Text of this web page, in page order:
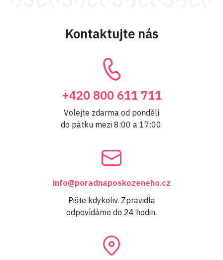
Kontaktujte nás
+420 800 611 711
Volejte zdarma od pondělí
do pátku mezi 8:00 a 17:00.
info@poradnaposkozeneho.cz
Pište kdykoliv. Zpravidla
odpovídáme do 24 hodin.